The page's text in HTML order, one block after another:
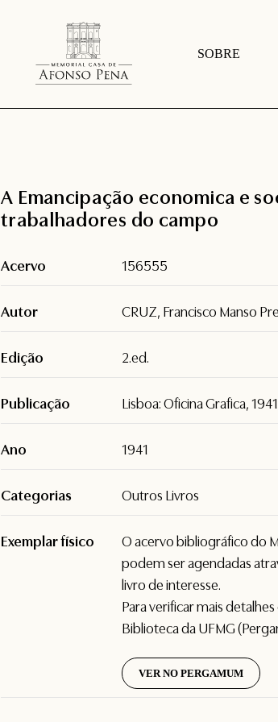
SOBRE
A Emancipação economica e
trabalhadores do campo
Acervo 156555
Autor CRUZ, Francisco Manso
Edição 2.ed.
Publicação Lisboa: Oficina Grafica, 1941
Ano 1941
Categorias Outros Livros
Exemplar físico
O acervo bibliográfico do
podem ser agendadas
livro de interesse.
Para verificar mais
Biblioteca da UFMG
VER NO PERGAMUM